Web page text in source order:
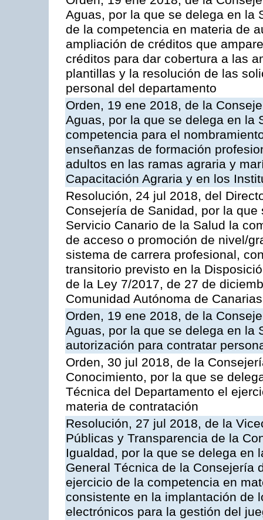
Aguas, por la que se delega en la
de la competencia en materia de
ampliación de créditos que
créditos para dar cobertura a las
plantillas y la resolución de las
personal del departamento
Orden, 19 ene 2018, de la
Aguas, por la que se delega en la
competencia para el
enseñanzas de formación
adultos en las ramas agraria y
Capacitación Agraria y en los
Resolución, 24 jul 2018, del
Consejería de Sanidad, por la
Servicio Canario de la Salud la
de acceso o promoción de nivel/
sistema de carrera profesional,
transitorio previsto en la
de la Ley 7/2017, de 27 de
Comunidad Autónoma de
Orden, 19 ene 2018, de la
Aguas, por la que se delega en la
autorización para contratar
Orden, 30 jul 2018, de la
Conocimiento, por la que se
Técnica del Departamento el
materia de contratación
Resolución, 27 jul 2018, de la
Públicas y Transparencia de la
Igualdad, por la que se delega en
General Técnica de la Consejería
ejercicio de la competencia en
consistente en la implantación de
electrónicos para la gestión del